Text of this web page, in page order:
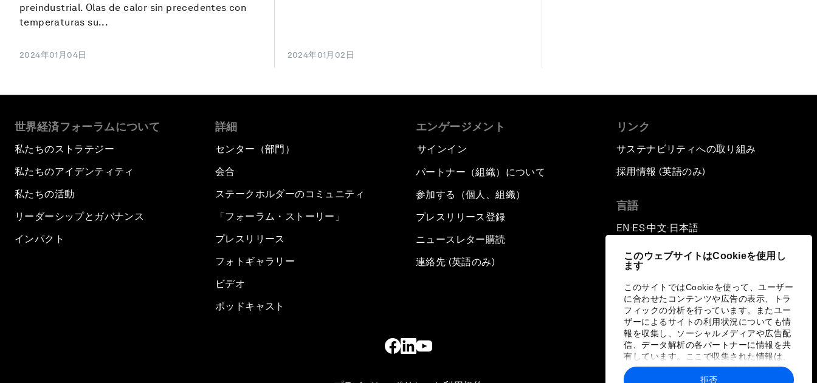
このウェブサイトはCookieを使用し
ます
このサイトではCookieを使って、ユーザー
に合わせたコンテンツや広告の表示、トラ
フィックの分析を行っています。またユー
ザーによるサイトの利用状況についても情
報を収集し、ソーシャルメディアや広告配
信、データ解析の各パートナーに情報を共
有しています。ここで収集された情報は、
ユーザーが各パートナーに提供した他の情
報や各パートナーのサービスを使用した際
拒否
preindustrial. Olas de calor sin precedentes con
temperaturas su...
2024年01月04日 2024年01月02日
世界経済フォーラムについて
私たちのストラテジー
私たちのアイデンティティ
私たちの活動
リーダーシップとガバナンス
インパクト
詳細
センター（部門）
会合
ステークホルダーのコミュニティ
「フォーラム・ストーリー」
プレスリリース
フォトギャラリー
ビデオ
ポッドキャスト
エンゲージメント
サインイン
パートナー（組織）について
参加する（個人、組織）
プレスリリース登録
ニュースレター購読
連絡先 (英語のみ)
リンク
サステナビリティへの取り組み
採用情報 (英語のみ)
言語
EN ▪ ES▪中文▪ 日本語